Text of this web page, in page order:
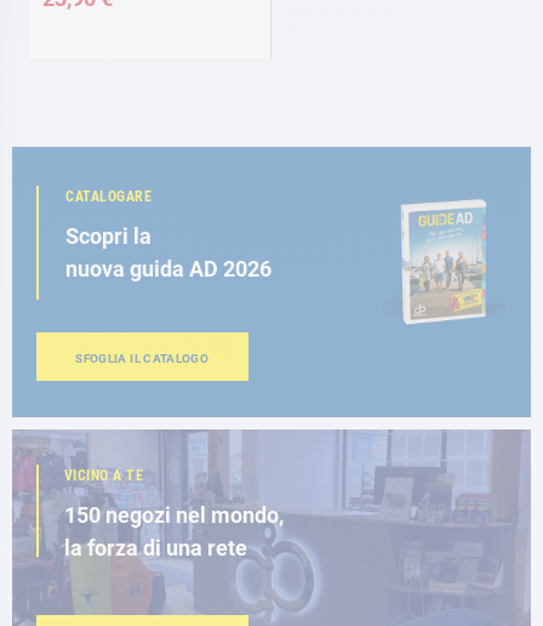
CATALOGARE
Scopri la
nuova guida AD 2026
SFOGLIA IL CATALOGO
VICINO A TE
150 negozi nel mondo,
la forza di una rete